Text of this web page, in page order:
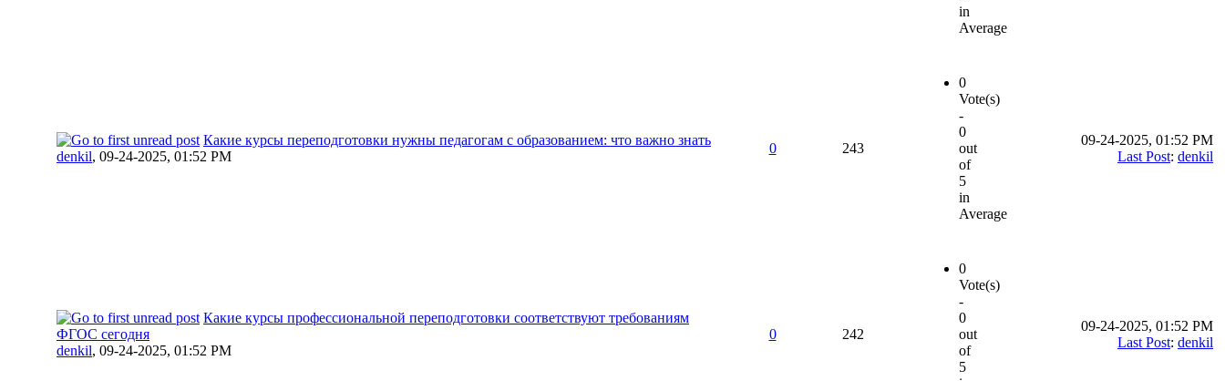
in
Average
Какие курсы переподготовки нужны педагогам с образованием: что важно знать
denkil, 09-24-2025, 01:52 PM
0 243
0
Vote(s)
-
0
out
of
5
in
Average
09-24-2025, 01:52 PM
Last Post: denkil
Какие курсы профессиональной переподготовки соответствуют требованиям
ФГОС сегодня
denkil, 09-24-2025, 01:52 PM
0 242
0
Vote(s)
-
0
out
of
5
09-24-2025, 01:52 PM
Last Post: denkil